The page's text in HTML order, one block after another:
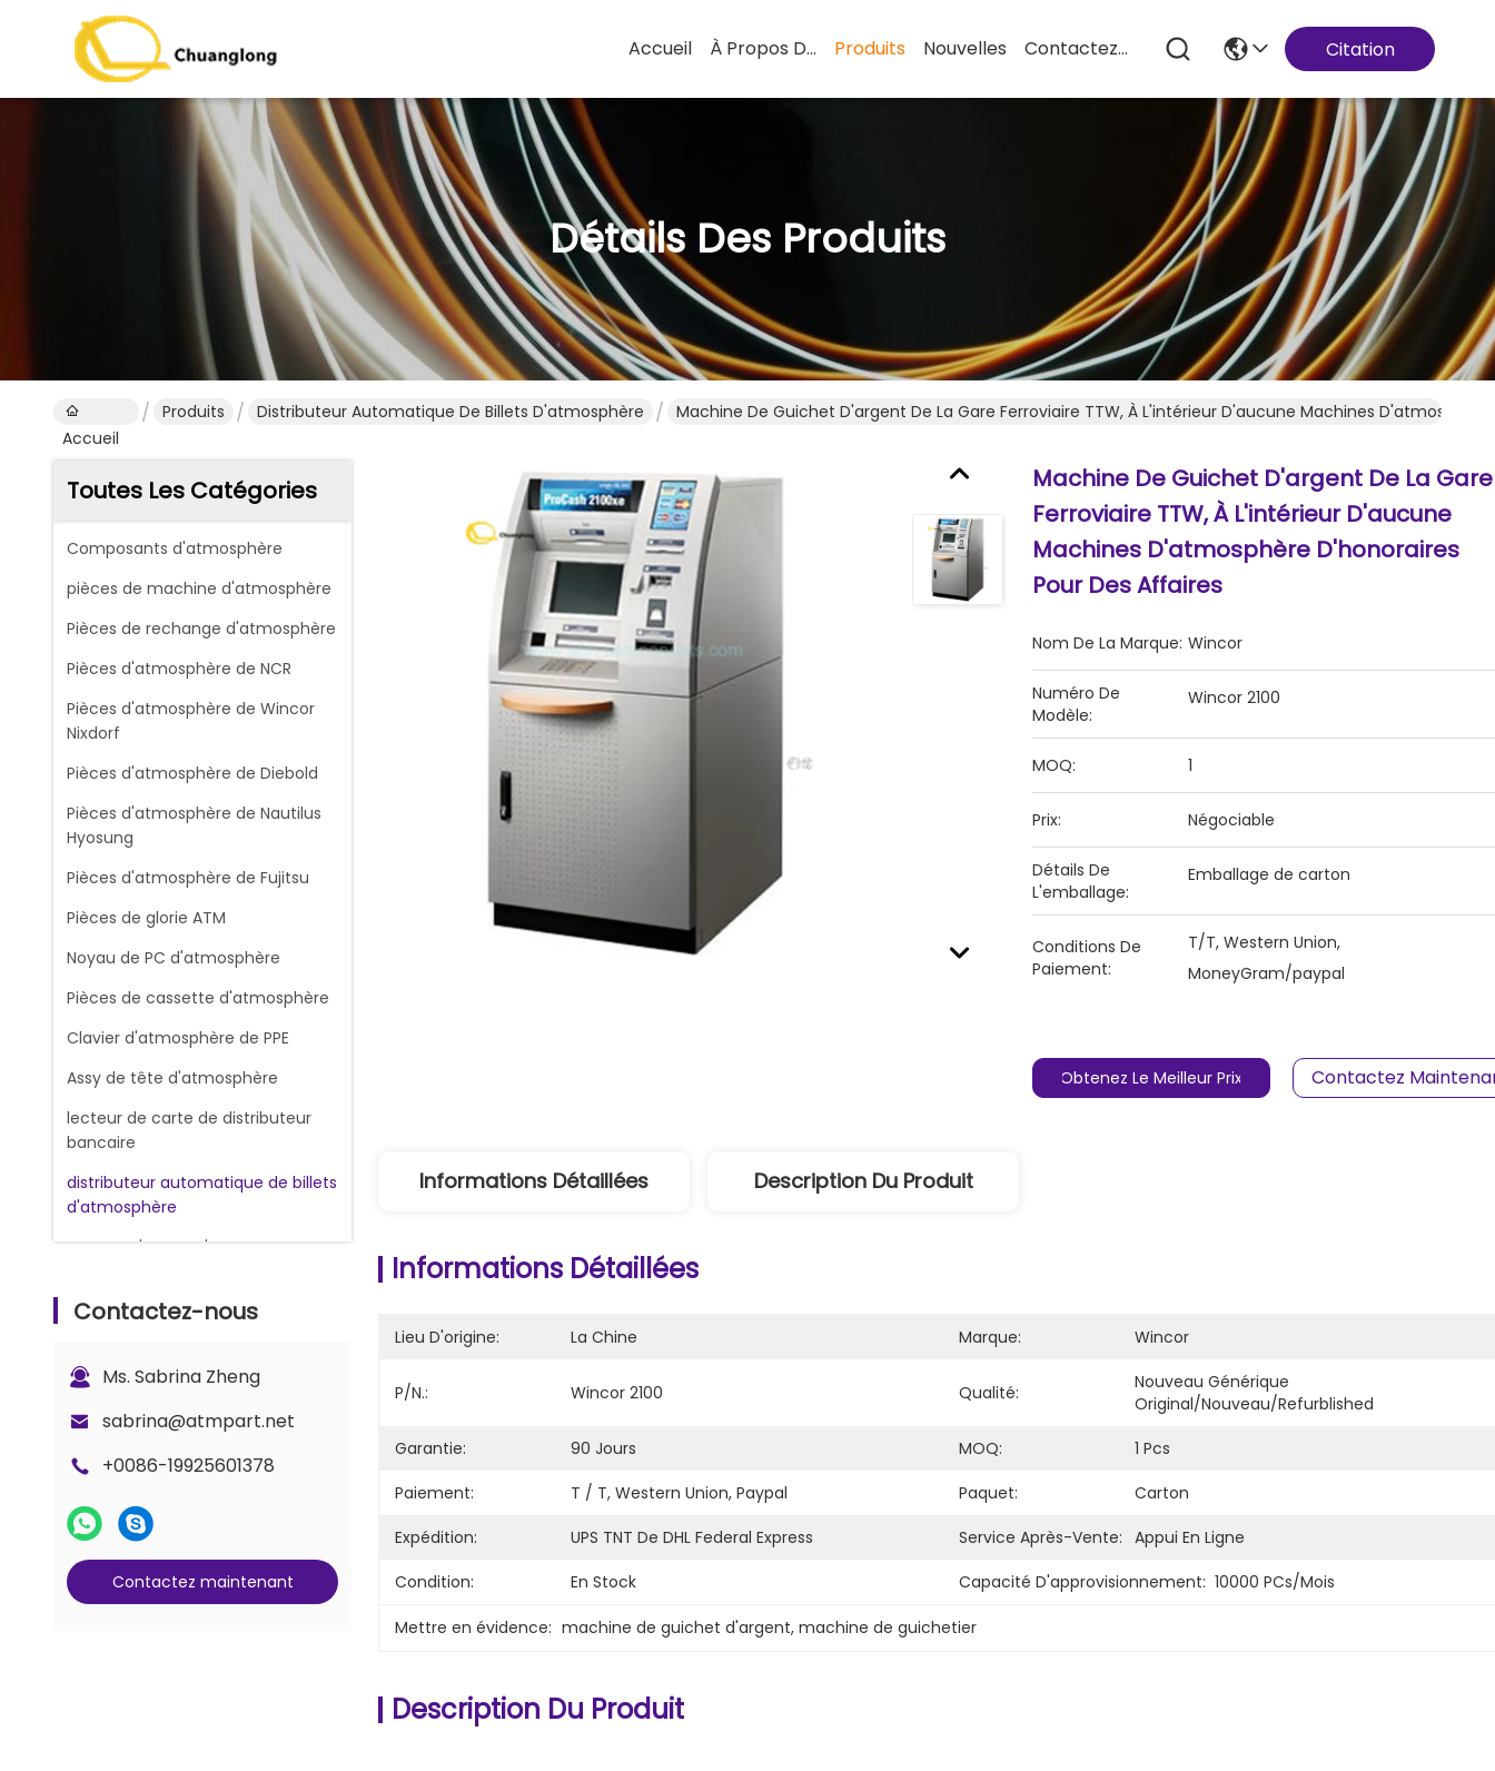
Accueil À Propos De Nous Produits Nouvelles Contactez-Nous Citation
Détails Des Produits
Accueil
Produits Distributeur Automatique De Billets D'atmosphère Machine De Guichet D'argent De La Gare Ferroviaire TTW, À L'intérieur D'aucune Machines
Toutes Les Catégories
Composants d'atmosphère
pièces de machine d'atmosphère
Pièces de rechange d'atmosphère
Pièces d'atmosphère de NCR
Pièces d'atmosphère de Wincor
Nixdorf
Pièces d'atmosphère de Diebold
Pièces d'atmosphère de Nautilus
Hyosung
Pièces d'atmosphère de Fujitsu
Pièces de glorie ATM
Noyau de PC d'atmosphère
Pièces de cassette d'atmosphère
Clavier d'atmosphère de PPE
Assy de tête d'atmosphère
lecteur de carte de distributeur
bancaire
distributeur automatique de billets
d'atmosphère
RUBANS D'ENCRE D'IMPRIMERIE DE
Machine de change
banque
Pièces de rechange Glory Counter
ATM Cash Cassette
Pièces de compteur G+D BPS C5
Contactez-nous
Ms. Sabrina Zheng
sabrina@atmpart.net
+0086-19925601378
Contactez maintenant
Machine De Guichet D'argent De La Gare
Ferroviaire TTW, À L'intérieur D'aucune
Machines D'atmosphère D'honoraires
Pour Des Affaires
Nom De La Marque: Wincor
Numéro De
Modèle:
Wincor 2100
MOQ: 1
Prix: Négociable
Détails De
L'emballage:
Emballage de carton
Conditions De
Paiement:
T/T, Western Union,
MoneyGram/paypal
Obtenez Le Meilleur Prix Contactez
Informations Détaillées Description Du Produit
Informations Détaillées
Lieu D'origine: La Chine Marque: Wincor
P/N.: Wincor 2100 Qualité:
Nouveau Générique
Original/nouveau/refurblished
Garantie:
90 Jours MOQ:
1 Pcs
Paiement:
T / T, Western Union, Paypal Paquet:
Carton
Expédition:
UPS TNT De DHL Federal Express Service Après-Vente: Appui En Ligne
Condition:
En Stock Capacité D'approvisionnement: 10000 PCs/mois
Mettre en évidence: machine de guichet d'argent, machine de guichetier
Description Du Produit